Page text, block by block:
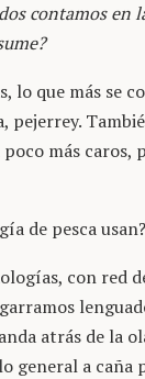
contamos en
lo que más se
pejerrey.
poco más caros,
de pesca usan?
con red
atrás de la
general a caña